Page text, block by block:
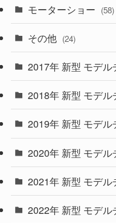
(9)
(4)
(27)
(26)
(10)
(35)
(10)
(9)
モーターショー (58)
その他 (24)
2017年 新型 モデ
2018年 新型 モデ
2019年 新型 モデ
2020年 新型 モデ
2021年 新型 モデ
2022年 新型 モデ